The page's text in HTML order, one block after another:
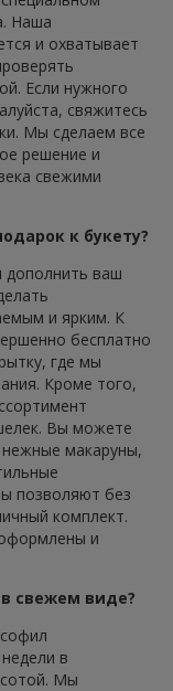
Наша
и охватывает
Если нужного
свяжитесь
Мы сделаем все
решение и
свежими
к букету?
ваш
и ярким. К
бесплатно
где мы
Кроме того,
Вы можете
макаруны,
позволяют без
комплект.
и
свежем виде?
в
Мы